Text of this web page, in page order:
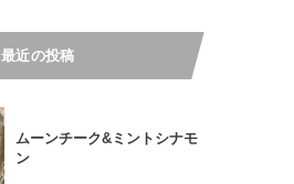
最近の投稿
ムーンチーク&ミントシナモ
ン